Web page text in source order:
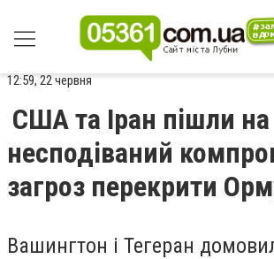
12:59, 22 червня
США та Іран пішли на
несподіваний
загроз перекрити
Вашингтон і Тегеран